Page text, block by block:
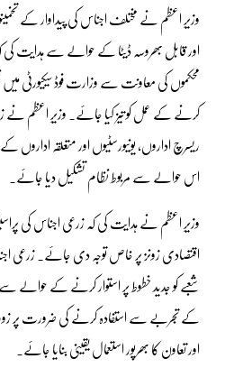
وزیرِ اعظم نے مختلف اجناس کی پیداوار کے
اور قابل بھروسہ ڈیٹا کے حوالے سے ہدایت کی
محکموں کی معاونت سے وزارت فوڈ سیکیورٹی میں
کرنے کے عمل کو تیز کیا جائے۔ وزیرِ اعظم نے
ریسرچ اداروں، یونیورسٹیوں اور متعلقہ اداروں کے
اس حوالے سے مربوط نظام تشکیل دیا جائے۔
وزیرِ اعظم نے ہدایت کی کہ زرعی اجناس
اقتصادی زونز پر خاص توجہ دی جائے۔ زرعی
شعبے کو جدید خطوط پر استوار کرنے کے
کے تجربے سے استفادہ کرنے کی ضرورت پر
اور تعاون کا بھرپور استعمال یقینی بنایا جائے۔